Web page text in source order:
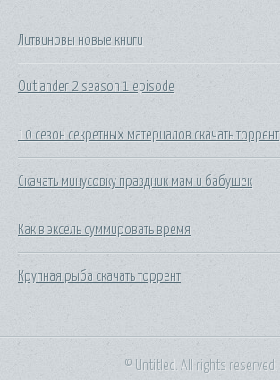
Литвиновы новые книги
Outlander 2 season 1 episode
10 сезон секретных материалов скачать торрент
Скачать минусовку праздник мам и бабушек
Как в эксель суммировать время
Крупная рыба скачать торрент
© Untitled. All rights reserved.